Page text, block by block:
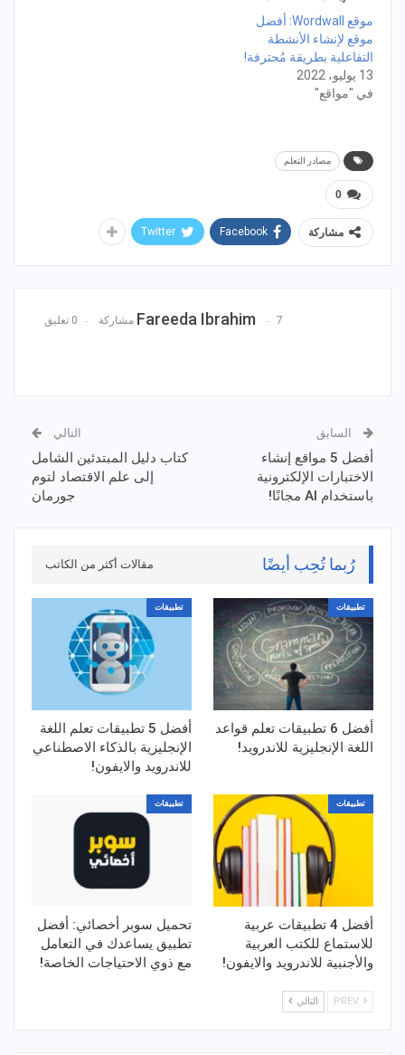
موقع Wordwall: أفضل
موقع لإنشاء الأنشطة
التفاعلية بطريقة مُحترفة!
13 يوليو، 2022
في "مواقع"
مصادر التعلم
0
مشاركة Facebook
Twitter
Fareeda Ibrahim 7 مشاركة 0 تعليق
السابق
أفضل 5 مواقع إنشاء
الاختبارات الإلكترونية
باستخدام AI مجانًا!
التالي
كتاب دليل المبتدئين الشامل
إلى علم الاقتصاد لتوم
جورمان
رُبما تُحِب أيضًا مقالات أكثر من الكاتب
تطبيقات
أفضل 6 تطبيقات تعلم قواعد
اللغة الإنجليزية للاندرويد!
تطبيقات
أفضل 5 تطبيقات تعلم اللغة
الإنجليزية بالذكاء الاصطناعي
للاندرويد والايفون!
تطبيقات
أفضل 4 تطبيقات عربية
للاستماع للكتب العربية
والأجنبية للاندرويد والايفون!
تطبيقات
تحميل سوبر أخصائي: أفضل
تطبيق يساعدك في التعامل
مع ذوي الاحتياجات الخاصة!
التالي